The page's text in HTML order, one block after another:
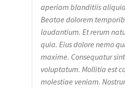
aperiam blanditiis
Beatae dolorem
laudantium. Et rerum
quia. Eius dolore nemo
maxime. Consequatur
voluptatum. Mollitia est
molestiae veniam.